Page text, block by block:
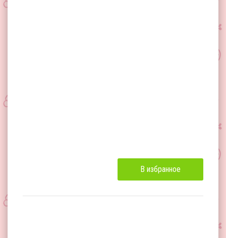
В избранное